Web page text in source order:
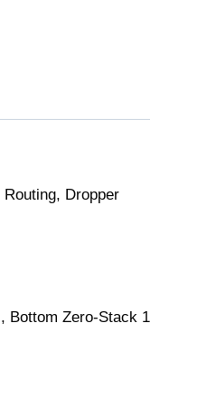
Dropper
Bottom Zero-Stack 1